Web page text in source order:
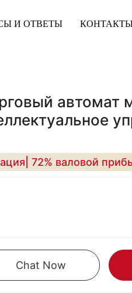
И ОТВЕТЫ
автомат
Chat Now